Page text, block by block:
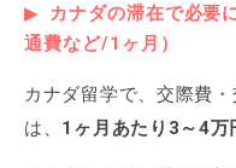
カナダの滞在で必要
通費など/1ヶ月）
カナダ留学で、交際費
は、 1ヶ月あたり3～4万